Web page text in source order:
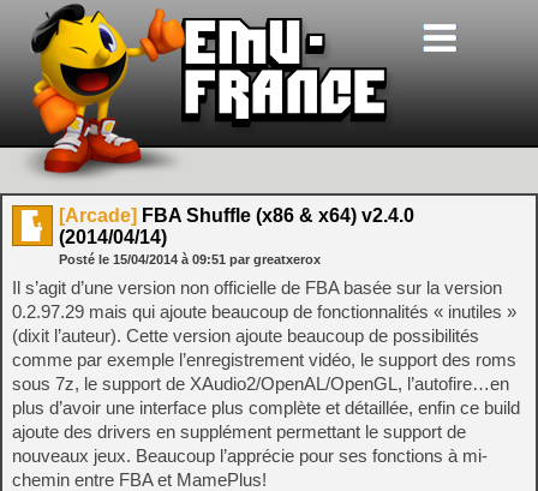
[Arcade] FBA Shuffle (x86 & x64) v2.4.0
(2014/04/14)
Posté le 15/04/2014 à 09:51 par greatxerox
Il s’agit d’une version non officielle de FBA basée sur la version
0.2.97.29 mais qui ajoute beaucoup de fonctionnalités « inutiles »
(dixit l’auteur). Cette version ajoute beaucoup de possibilités
comme par exemple l’enregistrement vidéo, le support des roms
sous 7z, le support de XAudio2/OpenAL/OpenGL, l’autofire…en
plus d’avoir une interface plus complète et détaillée, enfin ce build
ajoute des drivers en supplément permettant le support de
nouveaux jeux. Beaucoup l’apprécie pour ses fonctions à mi-
chemin entre FBA et MamePlus!